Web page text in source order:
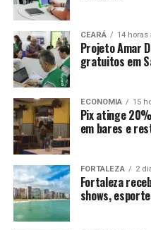
CEARÁ 14 horas
Projeto Amar
gratuitos em
ECONOMIA 15
Pix atinge
em bares e
FORTALEZA 2
Fortaleza
shows,